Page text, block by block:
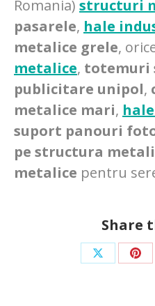
Romania) structuri
pasarele, hale
metalice grele,
metalice, totemuri
publicitare unipol,
metalice mari,
suport panouri
pe structura
metalice pentru
Share
Teilen